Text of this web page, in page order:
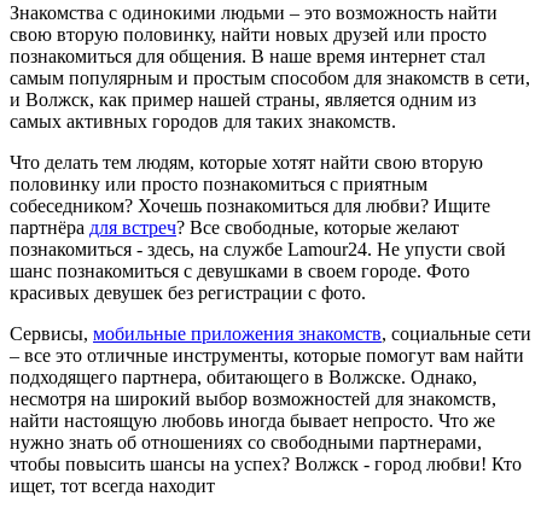
Знакомства с одинокими людьми – это возможность найти
свою вторую половинку, найти новых друзей или просто
познакомиться для общения. В наше время интернет стал
самым популярным и простым способом для знакомств в сети,
и Волжск, как пример нашей страны, является одним из
самых активных городов для таких знакомств.
Что делать тем людям, которые хотят найти свою вторую
половинку или просто познакомиться с приятным
собеседником? Хочешь познакомиться для любви? Ищите
партнёра для встреч? Все свободные, которые желают
познакомиться - здесь, на службе Lamour24. Не упусти свой
шанс познакомиться с девушками в своем городе. Фото
красивых девушек без регистрации с фото.
Сервисы, мобильные приложения знакомств, социальные сети
– все это отличные инструменты, которые помогут вам найти
подходящего партнера, обитающего в Волжске. Однако,
несмотря на широкий выбор возможностей для знакомств,
найти настоящую любовь иногда бывает непросто. Что же
нужно знать об отношениях со свободными партнерами,
чтобы повысить шансы на успех? Волжск - город любви! Кто
ищет, тот всегда находит